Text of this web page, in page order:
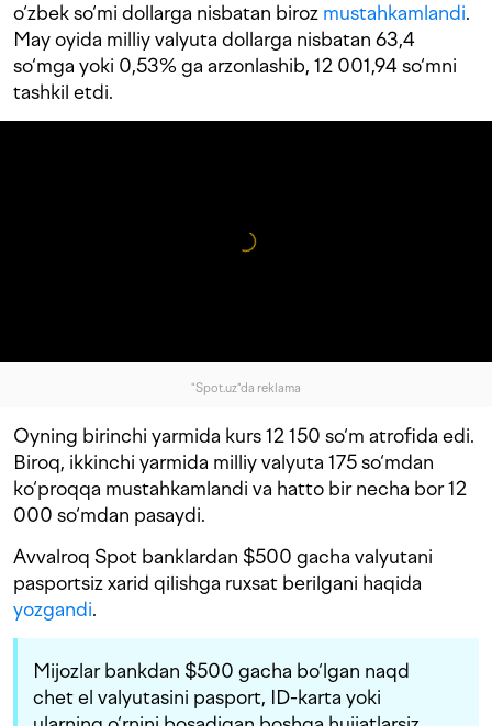
o‘zbek so‘mi dollarga nisbatan biroz mustahkamlandi.
May oyida milliy valyuta dollarga nisbatan 63,4
so‘mga yoki 0,53% ga arzonlashib, 12 001,94 so‘mni
tashkil etdi.
"Spot.uz"da reklama
Oyning birinchi yarmida kurs 12 150 so‘m atrofida edi.
Biroq, ikkinchi yarmida milliy valyuta 175 so‘mdan
ko‘proqqa mustahkamlandi va hatto bir necha bor 12
000 so‘mdan pasaydi.
Avvalroq Spot banklardan $500 gacha valyutani
pasportsiz xarid qilishga ruxsat berilgani haqida
yozgandi.
Mijozlar bankdan $500 gacha bo‘lgan naqd
chet el valyutasini pasport, ID-karta yoki